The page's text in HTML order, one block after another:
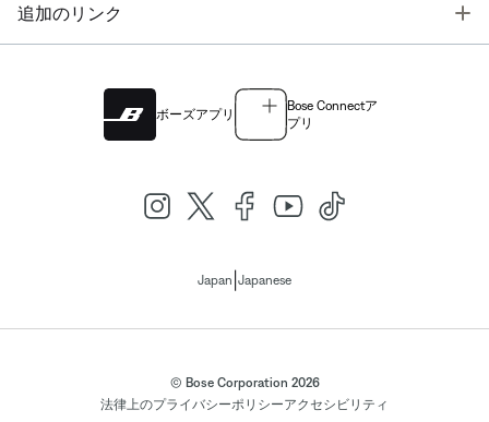
追加のリンク
ボーズアプリ
Bose Connectア
プリ
Japan Japanese
© Bose Corporation 2026
法律上のプライバシーポリシーアクセシビリティ